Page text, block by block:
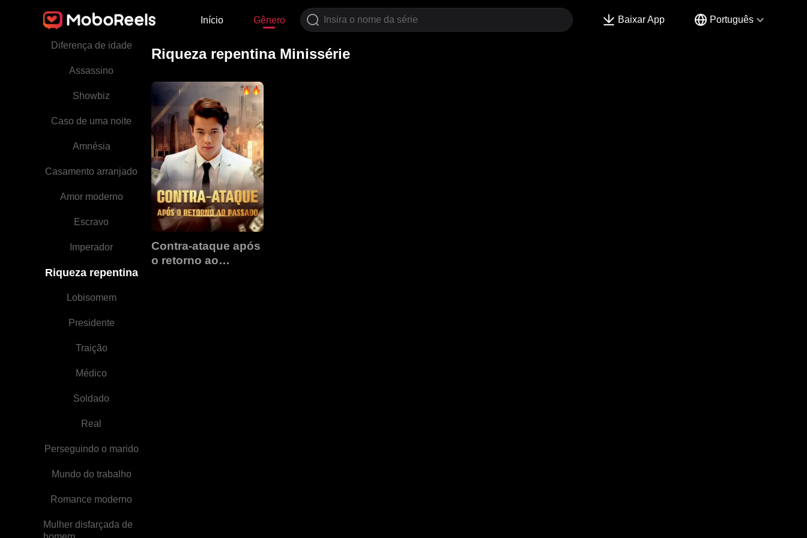
Início Gênero Baixar App Português
Grávida
Diferença de idade
Assassino
Showbiz
Caso de uma noite
Amnésia
Casamento arranjado
Amor moderno
Escravo
Imperador
Riqueza repentina
Lobisomem
Presidente
Traição
Médico
Soldado
Real
Perseguindo o marido
Mundo do trabalho
Romance moderno
Mulher disfarçada de
Riqueza repentina Minissérie
Contra-ataque após
o retorno ao